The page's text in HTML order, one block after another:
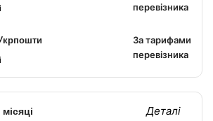
перевізника
За тарифами
перевізника
Деталі